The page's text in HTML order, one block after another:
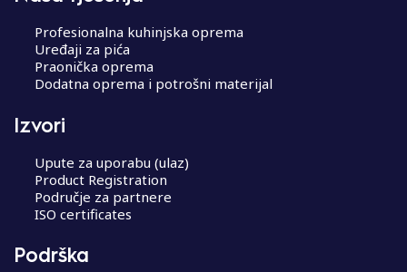
Profesionalna kuhinjska oprema
Uređaji za pića
Praonička oprema
Dodatna oprema i potrošni materijal
Izvori
Upute za uporabu (ulaz)
Product Registration
Područje za partnere
ISO certificates
Podrška